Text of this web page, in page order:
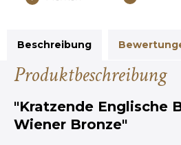
Beschreibung
Produktbeschreibung
"Kratzende Englische
Wiener Bronze"